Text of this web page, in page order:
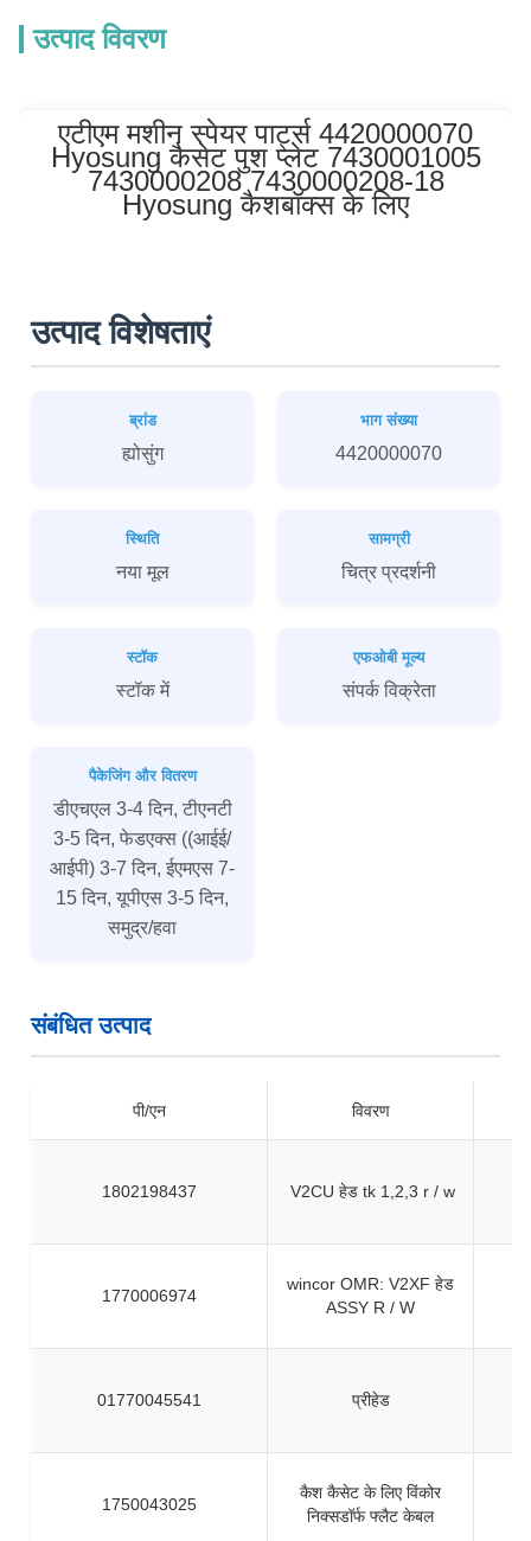
उत्पाद विवरण
एटीएम मशीन स्पेयर पार्ट्स 4420000070
Hyosung कैसेट पुश प्लेट 7430001005
7430000208 7430000208-18
Hyosung कैशबॉक्स के लिए
उत्पाद विशेषताएं
ब्रांड
ह्योसुंग
भाग संख्या
4420000070
स्थिति
नया मूल
सामग्री
चित्र प्रदर्शनी
स्टॉक
स्टॉक में
एफओबी मूल्य
संपर्क विक्रेता
पैकेजिंग और वितरण
डीएचएल 3-4 दिन, टीएनटी
3-5 दिन, फेडएक्स ((आईई/
आईपी) 3-7 दिन, ईएमएस 7-
15 दिन, यूपीएस 3-5 दिन,
समुद्र/हवा
संबंधित उत्पाद
पी/एन विवरण
1802198437 V2CU हेड tk 1,2,3 r / w
1770006974
wincor OMR: V2XF हेड
ASSY R / W
01770045541 प्रीहेड
1750043025
कैश कैसेट के लिए विंकोर
निक्सडॉर्फ फ्लैट केबल